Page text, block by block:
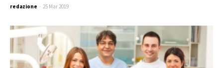
redazione - 25 Mar 2019